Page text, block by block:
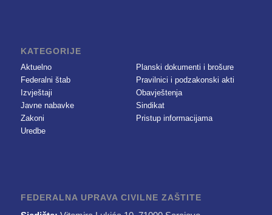
KATEGORIJE
Aktuelno
Federalni štab
Izvještaji
Javne nabavke
Zakoni
Uredbe
Planski dokumenti i brošure
Pravilnici i podzakonski akti
Obavještenja
Sindikat
Pristup informacijama
FEDERALNA UPRAVA CIVILNE ZAŠTITE